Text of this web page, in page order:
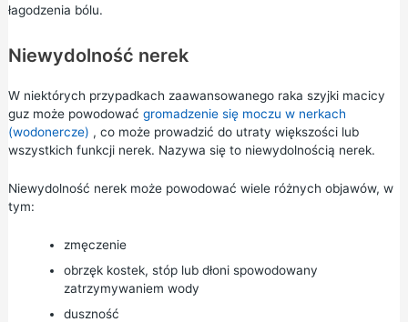
łagodzenia bólu.
Niewydolność nerek
W niektórych przypadkach zaawansowanego raka szyjki macicy
guz może powodować gromadzenie się moczu w nerkach
(wodonercze) , co może prowadzić do utraty większości lub
wszystkich funkcji nerek. Nazywa się to niewydolnością nerek.
Niewydolność nerek może powodować wiele różnych objawów, w
tym:
zmęczenie
obrzęk kostek, stóp lub dłoni spowodowany
zatrzymywaniem wody
duszność